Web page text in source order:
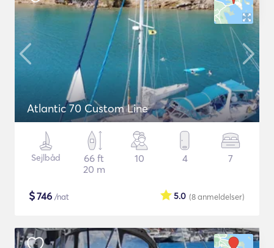
Atlantic 70 Custom Line
Sejlbåd
66 ft
20 m
10 4 7
$746 /nat (8anmeldelser)
5.0